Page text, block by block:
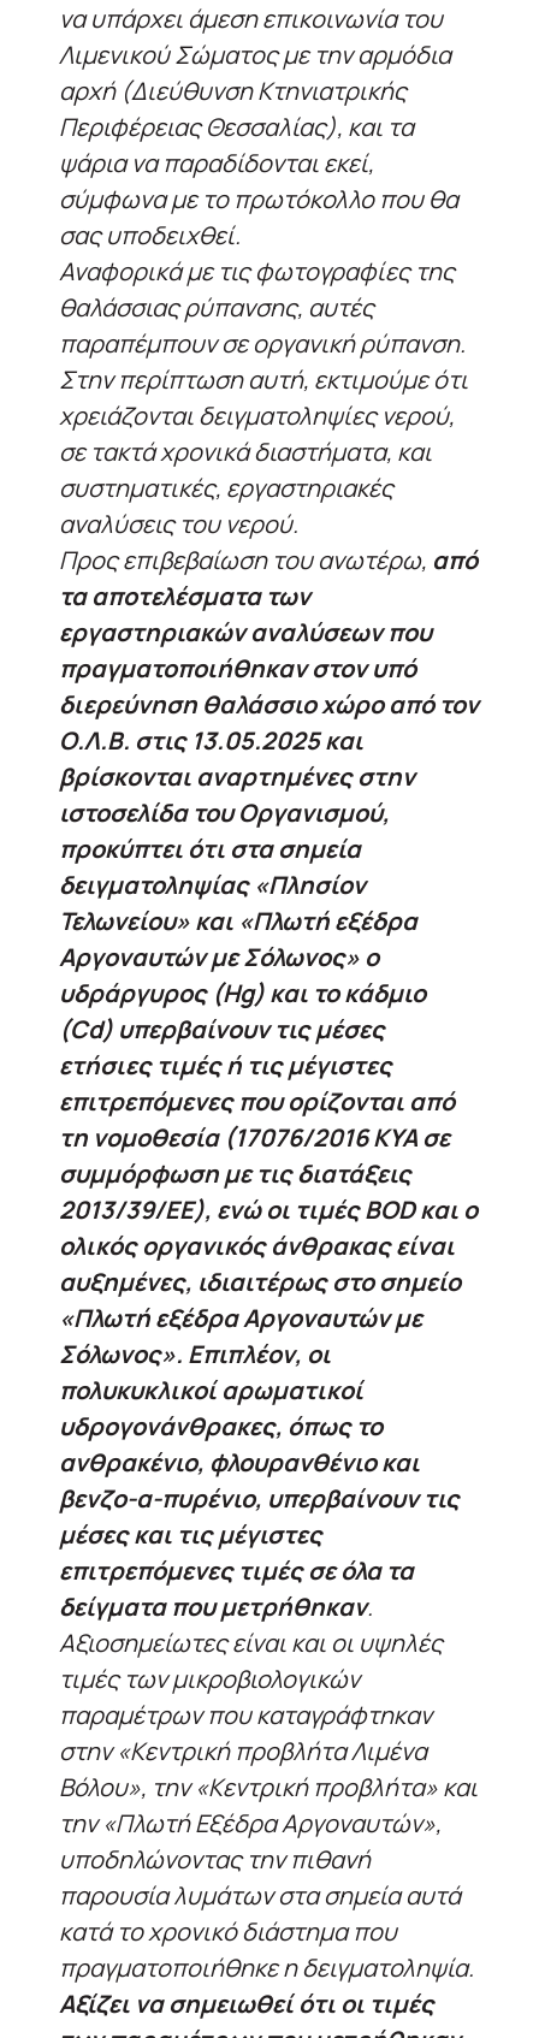
να υπάρχει άμεση επικοινωνία του
Λιμενικού Σώματος με την αρμόδια
αρχή (Διεύθυνση Κτηνιατρικής
Περιφέρειας Θεσσαλίας), και τα
ψάρια να παραδίδονται εκεί,
σύμφωνα με το πρωτόκολλο που θα
σας υποδειχθεί.
Αναφορικά με τις φωτογραφίες της
θαλάσσιας ρύπανσης, αυτές
παραπέμπουν σε οργανική ρύπανση.
Στην περίπτωση αυτή, εκτιμούμε ότι
χρειάζονται δειγματοληψίες νερού,
σε τακτά χρονικά διαστήματα, και
συστηματικές, εργαστηριακές
αναλύσεις του νερού.
Προς επιβεβαίωση του ανωτέρω, από
τα αποτελέσματα των
εργαστηριακών αναλύσεων που
πραγματοποιήθηκαν στον υπό
διερεύνηση θαλάσσιο χώρο από τον
Ο.Λ.Β. στις 13.05.2025 και
βρίσκονται αναρτημένες στην
ιστοσελίδα του Οργανισμού,
προκύπτει ότι στα σημεία
δειγματοληψίας «Πλησίον
Τελωνείου» και «Πλωτή εξέδρα
Αργοναυτών με Σόλωνος» ο
υδράργυρος (Ηg) και το κάδμιο
(Cd) υπερβαίνουν τις μέσες
ετήσιες τιμές ή τις μέγιστες
επιτρεπόμενες που ορίζονται από
τη νομοθεσία (17076/2016 ΚΥΑ σε
συμμόρφωση με τις διατάξεις
2013/39/ΕΕ), ενώ οι τιμές BOD και ο
ολικός οργανικός άνθρακας είναι
αυξημένες, ιδιαιτέρως στο σημείο
«Πλωτή εξέδρα Αργοναυτών με
Σόλωνος». Επιπλέον, οι
πολυκυκλικοί αρωματικοί
υδρογονάνθρακες, όπως το
ανθρακένιο, φλουρανθένιο και
βενζο-α-πυρένιο, υπερβαίνουν τις
μέσες και τις μέγιστες
επιτρεπόμενες τιμές σε όλα τα
δείγματα που μετρήθηκαν.
Αξιοσημείωτες είναι και οι υψηλές
τιμές των μικροβιολογικών
παραμέτρων που καταγράφτηκαν
στην «Κεντρική προβλήτα Λιμένα
Βόλου», την «Κεντρική προβλήτα» και
την «Πλωτή Εξέδρα Αργοναυτών»,
υποδηλώνοντας την πιθανή
παρουσία λυμάτων στα σημεία αυτά
κατά το χρονικό διάστημα που
πραγματοποιήθηκε η δειγματοληψία.
Αξίζει να σημειωθεί ότι οι τιμές